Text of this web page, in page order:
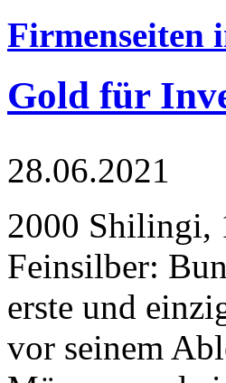
Firmenseiten
Gold für
28.06.2021
2000 Shilingi,
Feinsilber:
erste und
vor seinem